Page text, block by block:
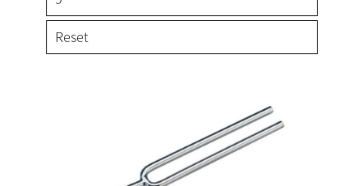
Reset